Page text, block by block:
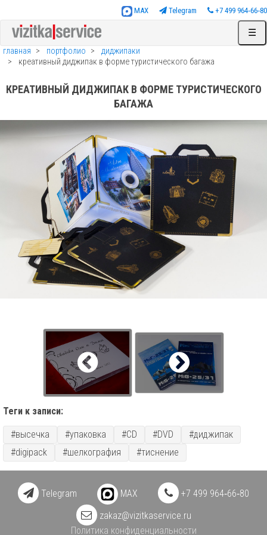
MAX Telegram +7 499 964‑66‑80
☰
главная
портфолио
диджипаки
креативный диджипак в форме туристического багажа
КРЕАТИВНЫЙ ДИДЖИПАК В ФОРМЕ ТУРИСТИЧЕСКОГО
БАГАЖА
Теги к записи:
#высечка #упаковка #CD #DVD
#диджипак
#digipack
#шелкография #тиснение
Telegram MAX
+7 499 964‑66‑80
zakaz@vizitkaservice.ru
Политика конфиденциальности